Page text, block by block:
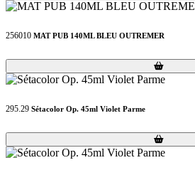
256010 MAT PUB 140ML BLEU OUTREMER
Loading...
Loading...
295.29 Sétacolor Op. 45ml Violet Parme
Loading...
Loading...